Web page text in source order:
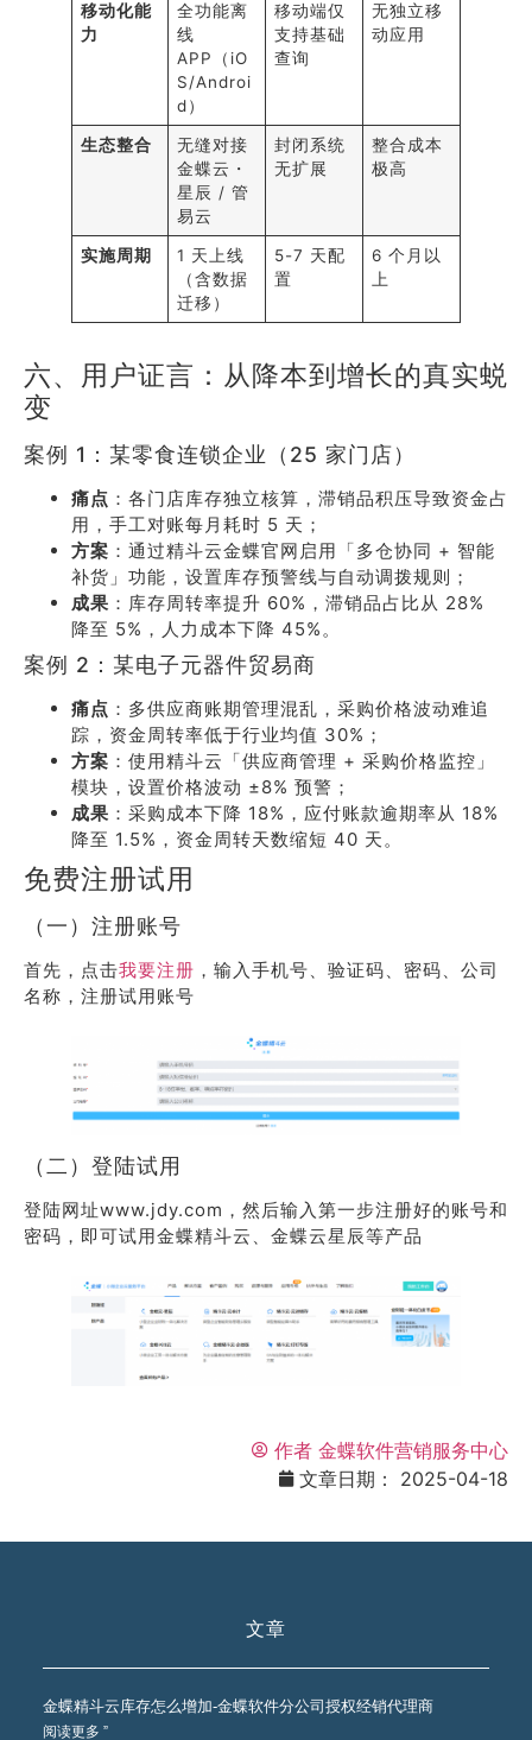
移动化能
力
全功能离
线
APP（iO
S/Androi
d）
移动端仅
支持基础
查询
无独立移
动应用
生态整合
无缝对接
金蝶云・
星辰 / 管
易云
封闭系统
无扩展
整合成本
极高
实施周期
1 天上线
（含数据
迁移）
5-7 天配
置
6 个月以
上
六、用户证言：从降本到增长的真实蜕
变
案例 1：某零食连锁企业（25 家门店）
痛点 ：各门店库存独立核算，滞销品积压导致资金占
用，手工对账每月耗时 5 天；
方案 ：通过精斗云金蝶官网启用「多仓协同 + 智能
补货」功能，设置库存预警线与自动调拨规则；
成果 ：库存周转率提升 60%，滞销品占比从 28%
降至 5%，人力成本下降 45%。
案例 2：某电子元器件贸易商
痛点 ：多供应商账期管理混乱，采购价格波动难追
踪，资金周转率低于行业均值 30%；
方案 ：使用精斗云「供应商管理 + 采购价格监控」
模块，设置价格波动 ±8% 预警；
成果 ：采购成本下降 18%，应付账款逾期率从 18%
降至 1.5%，资金周转天数缩短 40 天。
免费注册试用
（一）注册账号
首先，点击我要注册 ，输入手机号、验证码、密码、公司
名称，注册试用账号
（二）登陆试用
登陆网址www.jdy.com，然后输入第一步注册好的账号和
密码，即可试用金蝶精斗云、金蝶云星辰等产品
作者 金蝶软件营销服务中心
文章日期：
2025-04-18
文章
金蝶精斗云库存怎么增加-金蝶软件分公司授权经销代理商
阅读更多 ”